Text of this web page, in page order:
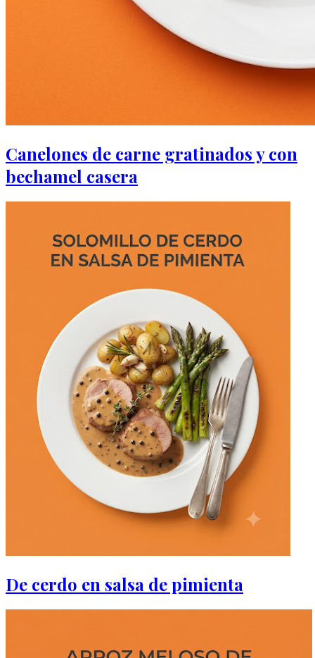
Canelones de carne gratinados y con
bechamel casera
De cerdo en salsa de pimienta